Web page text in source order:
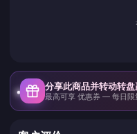
分享此商品并转动转
最高可享 优惠券 — 每